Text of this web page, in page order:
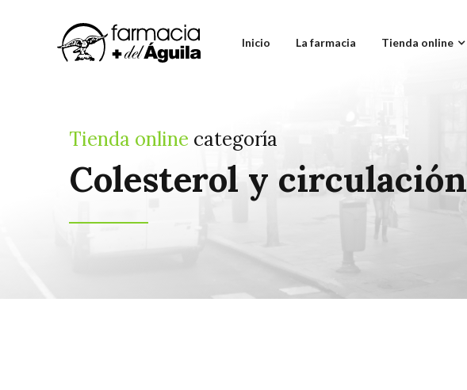
Inicio La farmacia Tienda online
Tienda online categoría
Colesterol y circulación